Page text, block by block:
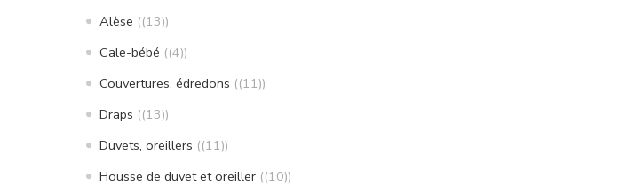
Alèse (13)
Cale-bébé (4)
Couvertures, édredons (11)
Draps (13)
Duvets, oreillers (11)
Housse de duvet et oreiller (10)